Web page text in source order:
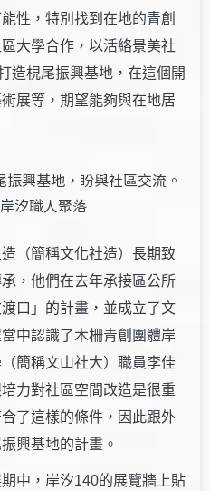
性，特別找到在地的青創
大學合作，以活絡景美社
造梘尾振興基地，在這個開
展等，期望能夠與在地居
興基地，盼與社區交流。
汐職人聚落
（簡稱文化社造）長期致
，他們在去年承接區公所
口」的計畫，並成立了文
中認識了木柵青創團體岸
簡稱文山社大）職員李佳
力對社區空間改造是很重
了這樣的條件，因此跟外
興基地的計畫。
中，岸汐140的展覽牆上貼